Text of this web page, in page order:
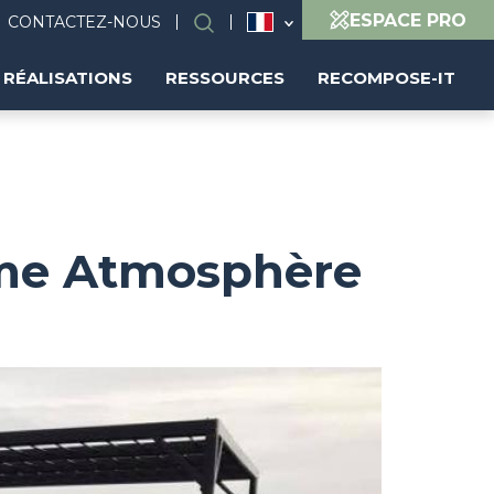
CONTACTEZ-NOUS Rechercher ESPACE PRO
RÉALISATIONS RESSOURCES RECOMPOSE-IT
Atmosphère